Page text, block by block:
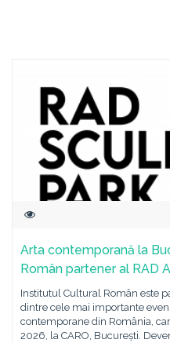
Arta contemporană la
Român partener al RAD
Institutul Cultural Român este
dintre cele mai importante
contemporane din România,
2026, la CARO, București.